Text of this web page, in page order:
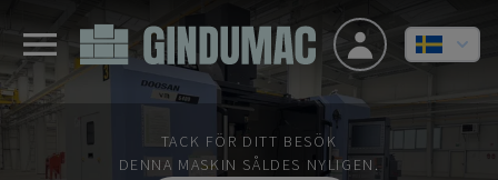
TACK FÖR DITT BESÖK
DENNA MASKIN SÅLDES NYLIGEN.